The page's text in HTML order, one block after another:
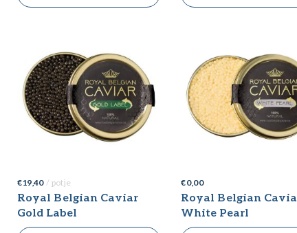
€ 19,40 / potje
Royal Belgian Caviar
Gold Label
€ 0,00
Royal Belgian
White Pearl